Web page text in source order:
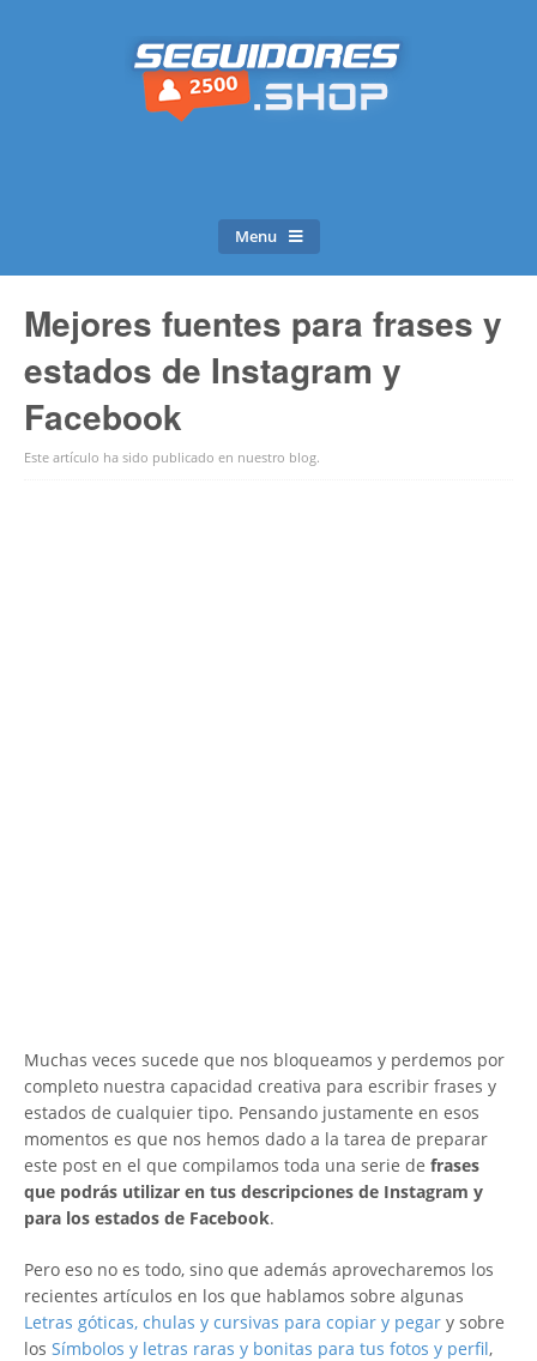
Menu
Mejores fuentes para frases y
estados de Instagram y
Facebook
Este artículo ha sido publicado en nuestro blog.
Muchas veces sucede que nos bloqueamos y perdemos por
completo nuestra capacidad creativa para escribir frases y
estados de cualquier tipo. Pensando justamente en esos
momentos es que nos hemos dado a la tarea de preparar
este post en el que compilamos toda una serie de frases
que podrás utilizar en tus descripciones de Instagram y
para los estados de Facebook.
Pero eso no es todo, sino que además aprovecharemos los
recientes artículos en los que hablamos sobre algunas
Letras góticas, chulas y cursivas para copiar y pegar y sobre
los Símbolos y letras raras y bonitas para tus fotos y perfil,